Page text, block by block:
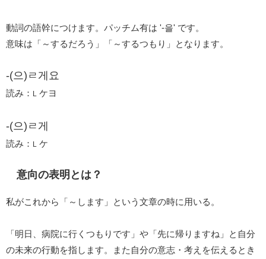
動詞の語幹につけます。パッチム有は '-을' です。
意味は「～するだろう」「～するつもり」となります。
-(으)ㄹ게요
読み： ケヨ
-(으)ㄹ게
読み： ケ
意向の表明とは？
私がこれから「～します」という文章の時に用いる。
「明日、病院に行くつもりです」や「先に帰りますね」と自分
の未来の行動を指します。また自分の意志・考えを伝えるとき